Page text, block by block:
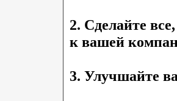
2. Сделайте
к вашей
3. Улучшайте